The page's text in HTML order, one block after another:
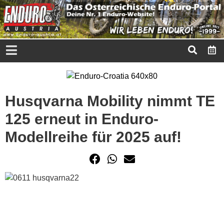
Husqvarna Mobility nimmt TE
125 erneut in Enduro-
Modellreihe für 2025 auf!